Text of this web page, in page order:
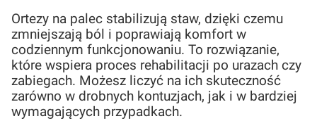
Ortezy na palec stabilizują staw, dzięki czemu
zmniejszają ból i poprawiają komfort w
codziennym funkcjonowaniu. To rozwiązanie,
które wspiera proces rehabilitacji po urazach czy
zabiegach. Możesz liczyć na ich skuteczność
zarówno w drobnych kontuzjach, jak i w bardziej
wymagających przypadkach.